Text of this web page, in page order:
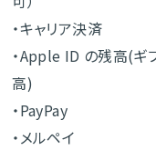
・キャリア決済
・Apple ID の残高(ギ
高)
・PayPay
・メルペイ